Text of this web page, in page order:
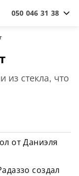
050 046 31 38
из стекла, что
от Даниэля
создал